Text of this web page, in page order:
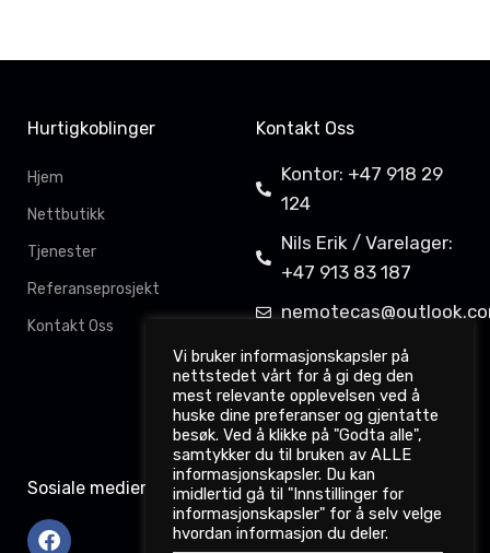
Hurtigkoblinger
Hjem
Nettbutikk
Tjenester
Referanseprosjekt
Kontakt Oss
Kontakt Oss
Kontor: +47 918 29
124
Nils Erik / Varelager:
+47 913 83 187
Davit Gahkkorluodda
11,
9522 Kautokeino
Sosiale medier
Vi bruker informasjonskapsler på
nettstedet vårt for å gi deg den
mest relevante opplevelsen ved å
huske dine preferanser og gjentatte
besøk. Ved å klikke på "Godta alle",
samtykker du til bruken av ALLE
informasjonskapsler. Du kan
imidlertid gå til "Innstillinger for
informasjonskapsler" for å selv velge
hvordan informasjon du deler.